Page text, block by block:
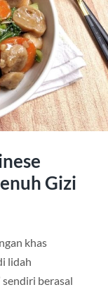
Gizi
khas
lidah
sendiri berasal